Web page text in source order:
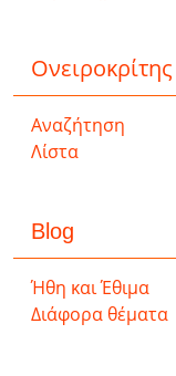
Ονειροκρίτης
Αναζήτηση
Λίστα
Blog
Ήθη και Έθιμα
Διάφορα θέματα